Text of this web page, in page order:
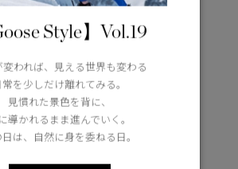
▼伊勢丹新宿店
10:00-20:00
Women‘ｓ Only
本館1階 プロモーション
東京都新宿区新宿3-14-1
03-3352-1111（大代表）
Style】Vol.19
変われば、見える世界も変わる
常を少しだけ離れてみる。
見慣れた景色を背に、
導かれるまま進んでいく。
日は、自然に身を委ねる日。